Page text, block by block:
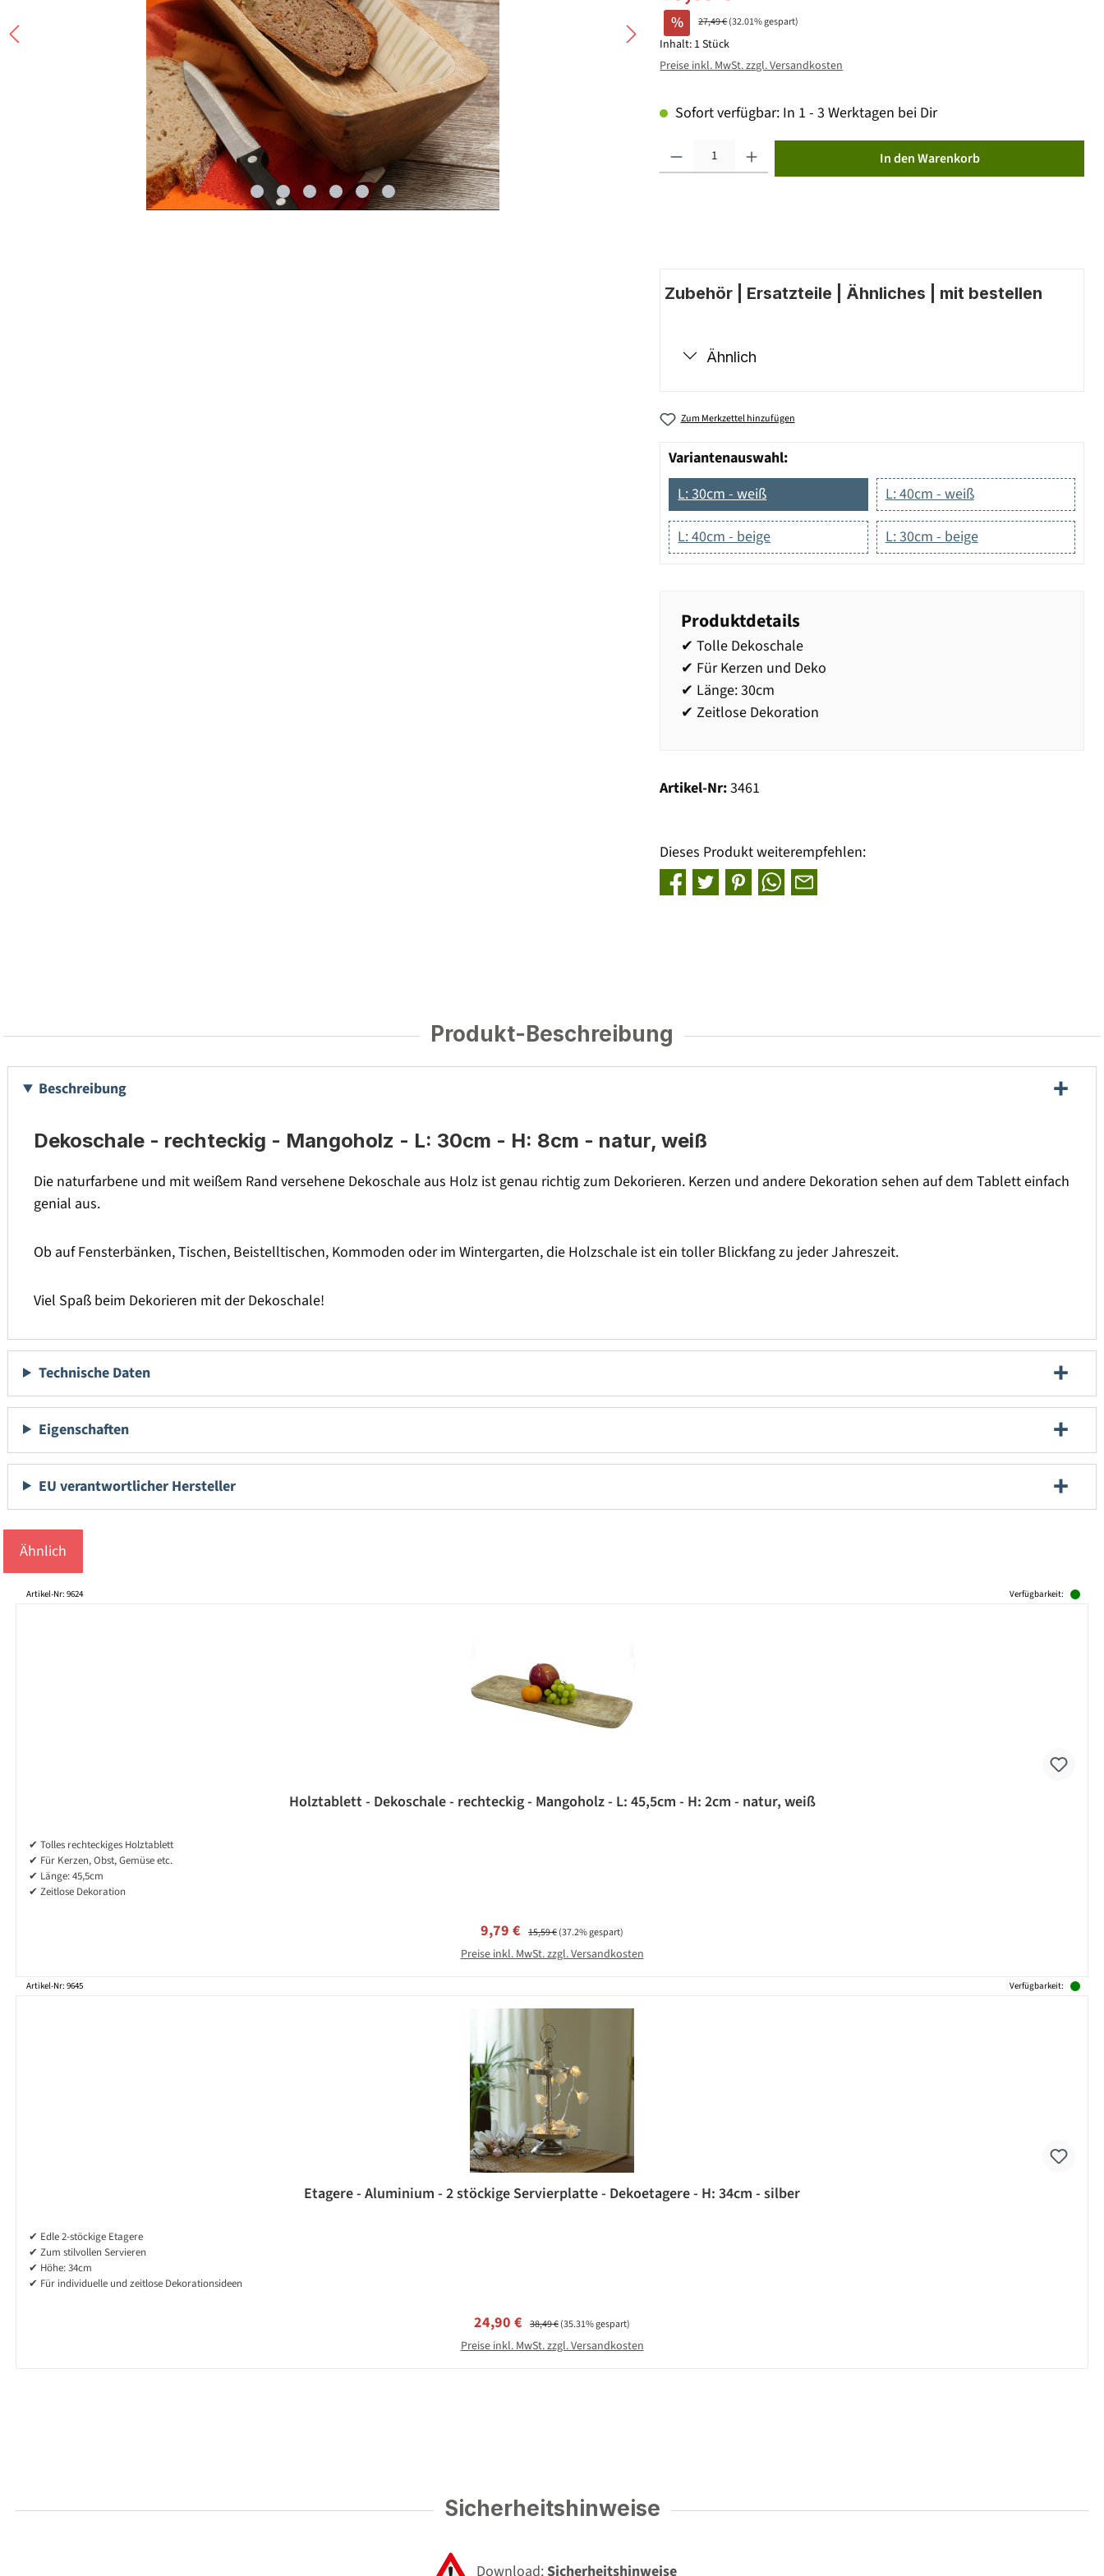
% 27,49 €(32.01% gespart)
Inhalt: 1 Stück
Preise inkl. MwSt. zzgl. Versandkosten
Sofort verfügbar: In 1 - 3 Werktagen bei Dir
In den Warenkorb
Zubehör | Ersatzteile | Ähnliches | mit bestellen
Ähnlich
Zum Merkzettel hinzufügen
Variantenauswahl:
L: 30cm - weiß
L: 40cm - weiß
L: 40cm - beige L: 30cm - beige
Produktdetails
✔ Tolle Dekoschale
✔ Für Kerzen und Deko
✔ Länge: 30cm
✔ Zeitlose Dekoration
Artikel-Nr:3461
Dieses Produkt weiterempfehlen:
Produkt-Beschreibung
Beschreibung
Dekoschale - rechteckig - Mangoholz - L: 30cm - H: 8cm - natur, weiß
Die naturfarbene und mit weißem Rand versehene Dekoschale aus Holz ist genau richtig zum Dekorieren. Kerzen und andere Dekoration sehen auf dem Tablett einfach
genial aus.
Ob auf Fensterbänken, Tischen, Beistelltischen, Kommoden oder im Wintergarten, die Holzschale ist ein toller Blickfang zu jeder Jahreszeit.
Viel Spaß beim Dekorieren mit der Dekoschale!
Technische Daten
Eigenschaften
EU verantwortlicher Hersteller
Ähnlich
Produktgalerie überspringen
Artikel-Nr: 9624 Verfügbarkeit:
Holztablett - Dekoschale - rechteckig - Mangoholz - L: 45,5cm - H: 2cm - natur, weiß
✔ Tolles rechteckiges Holztablett
✔ Für Kerzen, Obst, Gemüse etc.
✔ Länge: 45,5cm
✔ Zeitlose Dekoration
Verkaufspreis:
9,79 € Regulärer Preis:
15,59 €(37.2% gespart)
Preise inkl. MwSt. zzgl. Versandkosten
Artikel-Nr: 9645 Verfügbarkeit:
Etagere - Aluminium - 2 stöckige Servierplatte - Dekoetagere - H: 34cm - silber
✔ Edle 2-stöckige Etagere
✔ Zum stilvollen Servieren
✔ Höhe: 34cm
✔ Für individuelle und zeitlose Dekorationsideen
Verkaufspreis:
24,90 € Regulärer Preis:
38,49 €(35.31% gespart)
Preise inkl. MwSt. zzgl. Versandkosten
Sicherheitshinweise
Download:Sicherheitshinweise